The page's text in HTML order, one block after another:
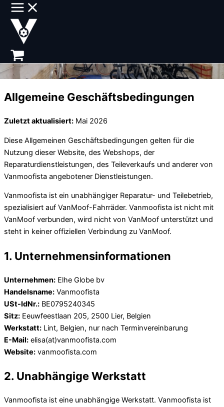
Zum
Inhalt
springen
Allgemeine Geschäftsbedingungen
Zuletzt aktualisiert: Mai 2026
Diese Allgemeinen Geschäftsbedingungen gelten für die
Nutzung dieser Website, des Webshops, der
Reparaturdienstleistungen, des Teileverkaufs und anderer von
Vanmoofista angebotener Dienstleistungen.
Vanmoofista ist ein unabhängiger Reparatur- und Teilebetrieb,
spezialisiert auf VanMoof-Fahrräder. Vanmoofista ist nicht mit
VanMoof verbunden, wird nicht von VanMoof unterstützt und
steht in keiner offiziellen Verbindung zu VanMoof.
1. Unternehmensinformationen
Unternehmen: Elhe Globe bv
Handelsname: Vanmoofista
USt-IdNr.: BE0795240345
Sitz: Eeuwfeestlaan 205, 2500 Lier, Belgien
Werkstatt: Lint, Belgien, nur nach Terminvereinbarung
E-Mail: elisa(at)vanmoofista.com
Website: vanmoofista.com
2. Unabhängige Werkstatt
Vanmoofista ist eine unabhängige Werkstatt. Vanmoofista ist